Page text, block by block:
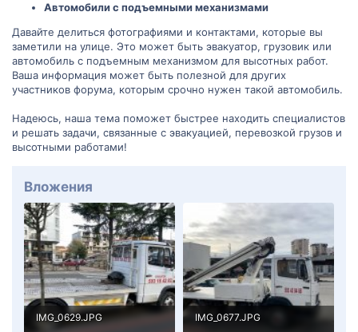
Автомобили с подъемными механизмами
Давайте делиться фотографиями и контактами, которые вы
заметили на улице. Это может быть эвакуатор, грузовик или
автомобиль с подъемным механизмом для высотных работ.
Ваша информация может быть полезной для других
участников форума, которым срочно нужен такой автомобиль.
Надеюсь, наша тема поможет быстрее находить специалистов
и решать задачи, связанные с эвакуацией, перевозкой грузов и
высотными работами!
Вложения
IMG_0629.JPG
IMG_0677.JPG